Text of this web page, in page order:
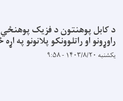
د کابل پوهنتون د فزیک
راوړونو او راتلوونکو پلانونو په
یکشنبه ۱۴۰۳/۸/۲۰ - ۹:۵۸